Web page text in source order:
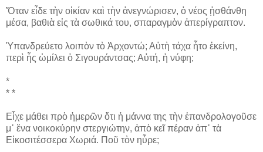
Ὅταν εἶδε τὴν οἰκίαν καὶ τὴν ἀνεγνώρισεν, ὁ νέος ᾐσθάνθη
μέσα, βαθιὰ εἰς τὰ σωθικά του, σπαραγμὸν ἀπερίγραπτον.
Ὑπανδρεύετο λοιπὸν τὸ Ἀρχοντώ; Αὐτὴ τάχα ἦτο ἐκείνη,
περὶ ἧς ὡμίλει ὁ Σιγουράντσας; Αὐτή, ἡ νύφη;
*
* *
Εἶχε μάθει πρὸ ἡμερῶν ὅτι ἡ μάννα της τὴν ἐπανδρολογοῦσε
μ᾽ ἕνα νοικοκύρην στεργιώτην, ἀπὸ κεῖ πέραν ἀπ᾽ τὰ
Εἰκοσιτέσσερα Χωριά. Ποῦ τὸν ηὗρε;